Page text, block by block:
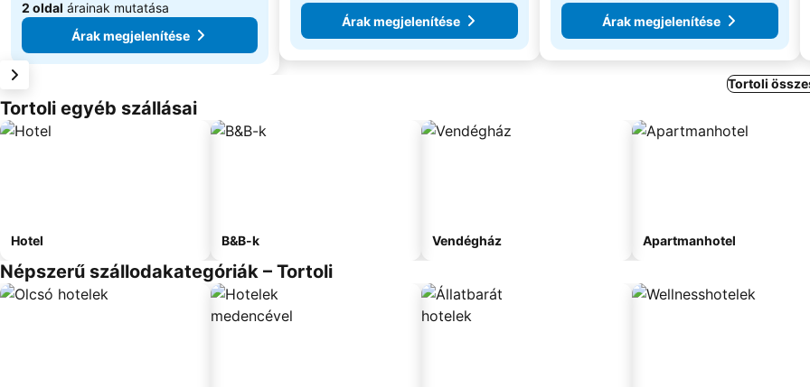
2 oldal árainak mutatása
Árak megjelenítése
Árak megjelenítése
Árak megjelenítése
Tortoli
Tortoli egyéb szállásai
Hotel B&B-k Vendégház Apartmanhotel
Népszerű szállodakategóriák – Tortoli